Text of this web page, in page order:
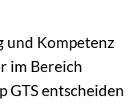
und Kompetenz
im Bereich
GTS entscheiden